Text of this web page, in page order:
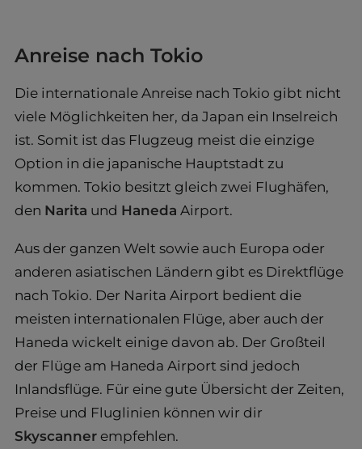
Anreise nach Tokio
Die internationale Anreise nach Tokio gibt nicht
viele Möglichkeiten her, da Japan ein Inselreich
ist. Somit ist das Flugzeug meist die einzige
Option in die japanische Hauptstadt zu
kommen. Tokio besitzt gleich zwei Flughäfen,
den Narita und Haneda Airport.
Aus der ganzen Welt sowie auch Europa oder
anderen asiatischen Ländern gibt es Direktflüge
nach Tokio. Der Narita Airport bedient die
meisten internationalen Flüge, aber auch der
Haneda wickelt einige davon ab. Der Großteil
der Flüge am Haneda Airport sind jedoch
Inlandsflüge. Für eine gute Übersicht der Zeiten,
Preise und Fluglinien können wir dir
Skyscanner empfehlen.